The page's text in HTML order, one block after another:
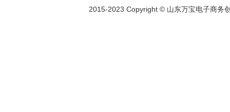
2015-2023 Copyright © 山东万宝电子商务